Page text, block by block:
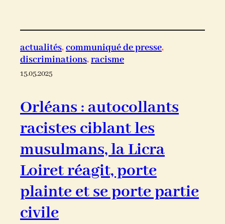
actualités, communiqué de presse
discriminations, racisme
15.05.2025
Orléans : autocollants
racistes ciblant les
musulmans, la Licra
Loiret réagit, porte
plainte et se porte partie
civile